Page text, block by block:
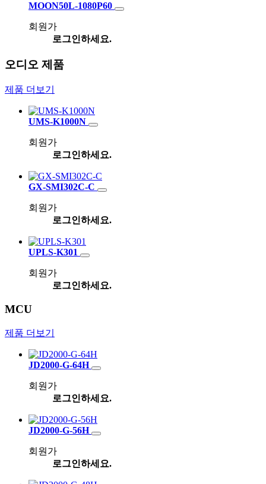
MOON50L-1080P60
회원가
로그인하세요.
오디오 제품
제품 더보기
UMS-K1000N
회원가
로그인하세요.
GX‑SMI302C‑C
회원가
로그인하세요.
UPLS-K301
회원가
로그인하세요.
MCU
제품 더보기
JD2000-G-64H
회원가
로그인하세요.
JD2000-G-56H
회원가
로그인하세요.